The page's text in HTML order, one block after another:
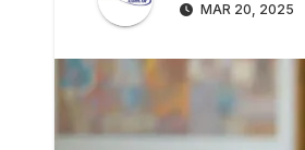
MAR 20, 2025